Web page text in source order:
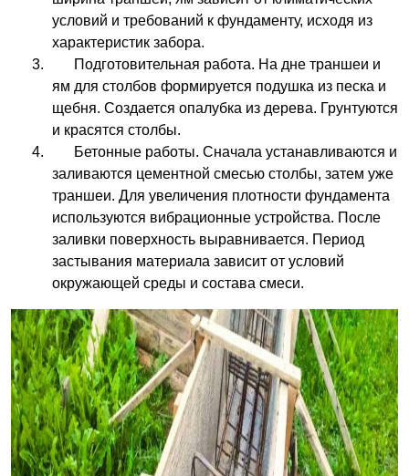
условий и требований к фундаменту, исходя из
характеристик забора.
Подготовительная работа. На дне траншеи и
ям для столбов формируется подушка из песка и
щебня. Создается опалубка из дерева. Грунтуются
и красятся столбы.
Бетонные работы. Сначала устанавливаются и
заливаются цементной смесью столбы, затем уже
траншеи. Для увеличения плотности фундамента
используются вибрационные устройства. После
заливки поверхность выравнивается. Период
застывания материала зависит от условий
окружающей среды и состава смеси.